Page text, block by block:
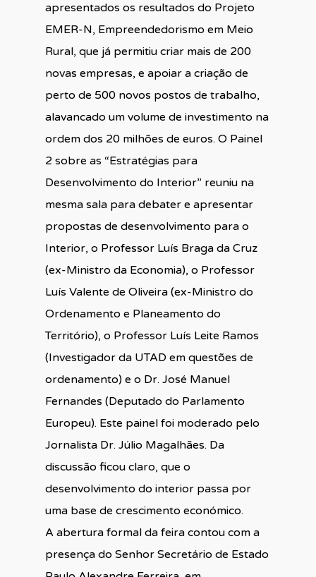
apresentados os resultados do Projeto
EMER-N, Empreendedorismo em Meio
Rural, que já permitiu criar mais de 200
novas empresas, e apoiar a criação de
perto de 500 novos postos de trabalho,
alavancado um volume de investimento na
ordem dos 20 milhões de euros. O Painel
2 sobre as “Estratégias para
Desenvolvimento do Interior” reuniu na
mesma sala para debater e apresentar
propostas de desenvolvimento para o
Interior, o Professor Luís Braga da Cruz
(ex-Ministro da Economia), o Professor
Luís Valente de Oliveira (ex-Ministro do
Ordenamento e Planeamento do
Território), o Professor Luís Leite Ramos
(Investigador da UTAD em questões de
ordenamento) e o Dr. José Manuel
Fernandes (Deputado do Parlamento
Europeu). Este painel foi moderado pelo
Jornalista Dr. Júlio Magalhães. Da
discussão ficou claro, que o
desenvolvimento do interior passa por
uma base de crescimento económico.
A abertura formal da feira contou com a
presença do Senhor Secretário de Estado